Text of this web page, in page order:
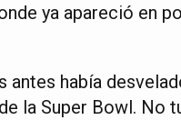
ya apareció en
antes había
la Super Bowl. No